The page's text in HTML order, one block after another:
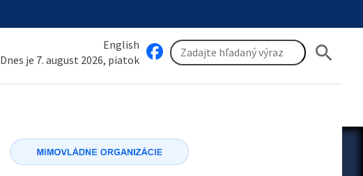
English
Dnes je 7. august 2026, piatok
search